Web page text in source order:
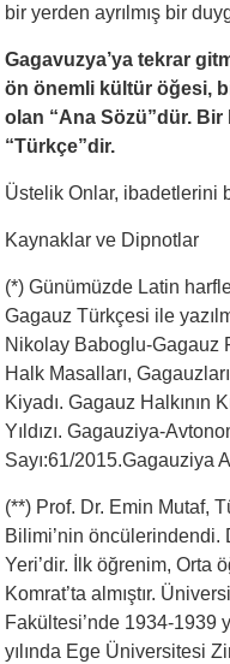
bir yerden ayrılmış bir
Gagavuzya’ya tekrar
ön önemli kültür öğesi,
olan “Ana Sözü”dür.
“Türkçe”dir.
Üstelik Onlar, ibadetlerini
Kaynaklar ve Dipnotlar
(*) Günümüzde Latin
Gagauz Türkçesi ile
Nikolay Baboglu-Gagauz
Halk Masalları,
Kiyadı. Gagauz Halkının
Yıldızı. Gagauziya-
Sayı:61/2015.Gagauziya
(**) Prof. Dr. Emin Mutaf,
Bilimi’nin öncülerindendi.
Yeri’dir. İlk öğrenim, Orta
Komrat’ta almıştır.
Fakültesi’nde 1934-1939
yılında Ege Üniversitesi